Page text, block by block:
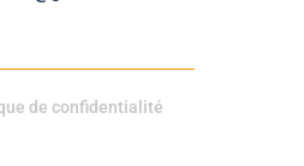
de confidentialité